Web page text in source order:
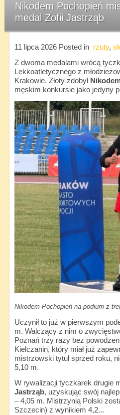
Nikodem Pochopień
medal Zofii Jastrząb
11 lipca 2026Posted in rzuty,
Z dwoma medalami wrócą
Lekkoatletycznego z
Krakowie. Złoty zdobył
męskim konkursie jako jedyny
Nikodem Pochopień na podium z
Uczynił to już w pierwszym
m. Walczący z nim o
Poznań trzy razy bez
Kielczanin, który miał już
mistrzowski tytuł sprzed roku,
5,10 m.
W rywalizacji tyczkarek drugie
Jastrząb, uzyskując swój
– 4,05 m. Mistrzynią Polski
Szczecin) z wynikiem 4,2...